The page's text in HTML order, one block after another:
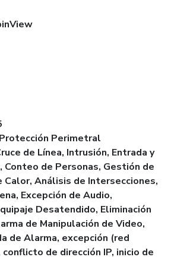
Perimetral
de Línea, Intrusión, Entrada y
Conteo de Personas, Gestión de
Calor, Análisis de Intersecciones,
Excepción de Audio,
Desatendido, Eliminación
de Manipulación de Video,
de Alarma, excepción (red
de dirección IP, inicio de